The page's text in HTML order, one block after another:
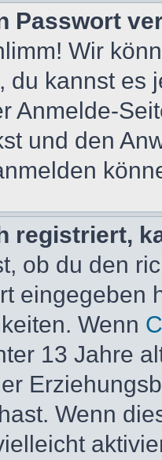
Passwort
Wir
du kannst es
Anmelde-
und den
registriert,
ob du den
eingegeben
Wenn
13 Jahre
Wenn